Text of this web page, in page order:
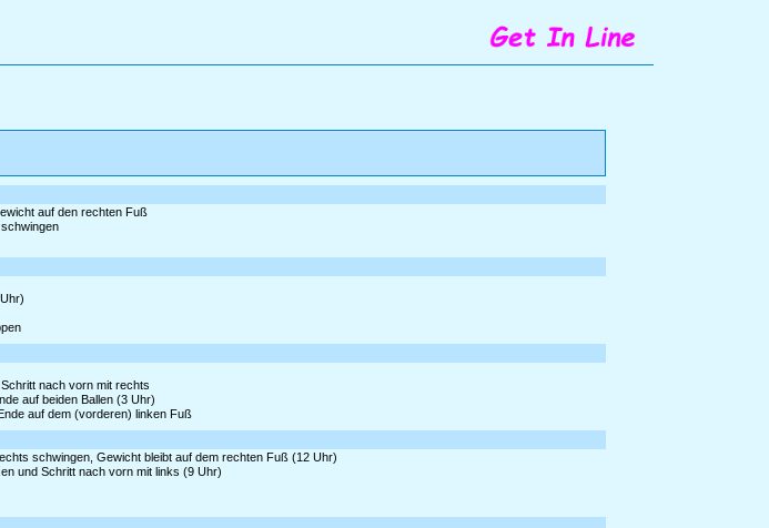
auf den rechten Fuß
nach vorn mit rechts
auf beiden Ballen (3 Uhr)
auf dem (vorderen) linken Fuß
schwingen, Gewicht bleibt auf dem rechten Fuß (12 Uhr)
und Schritt nach vorn mit links (9 Uhr)